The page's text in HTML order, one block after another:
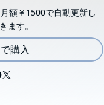
額￥1500で自動更新し
ます。
購入